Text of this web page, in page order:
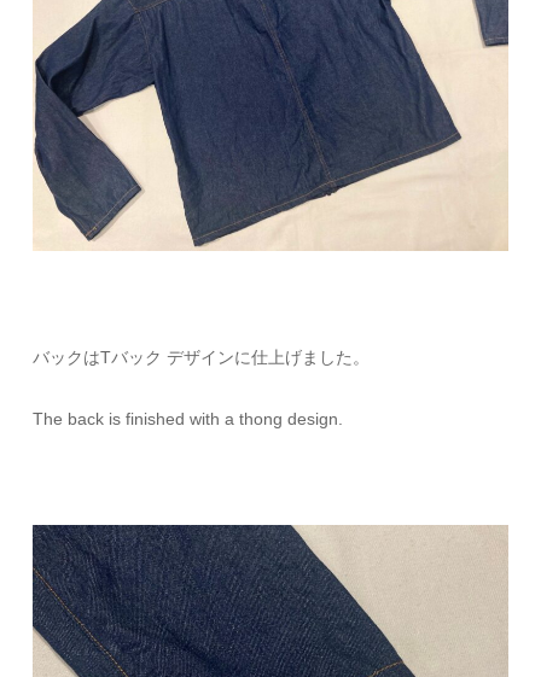
バックはTバック デザインに仕上げました。
The back is finished with a thong design.